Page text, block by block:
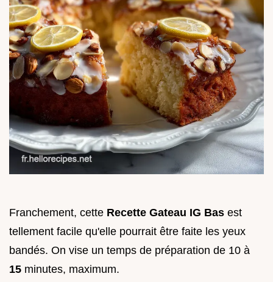
Franchement, cette Recette Gateau IG Bas est
tellement facile qu'elle pourrait être faite les yeux
bandés. On vise un temps de préparation de 10 à
15 minutes, maximum.